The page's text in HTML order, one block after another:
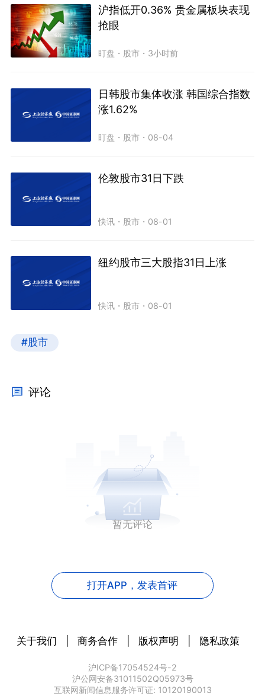
沪指低开0.36% 贵金属板块表现
抢眼
盯盘 ・ 股市 ・ 3小时前
日韩股市集体收涨 韩国综合指数
涨1.62%
盯盘 ・ 股市 ・ 08-04
伦敦股市31日下跌
快讯 ・ 股市 ・ 08-01
纽约股市三大股指31日上涨
快讯 ・ 股市 ・ 08-01
#股市
评论
暂无评论
打开APP，发表首评
关于我们 商务合作 版权声明 隐私政策
沪ICP备17054524号-2
沪公网安备31011502Q05973号
互联网新闻信息服务许可证: 10120190013